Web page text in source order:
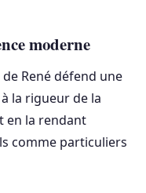
moderne
René défend une
la rigueur de la
en la rendant
comme particuliers